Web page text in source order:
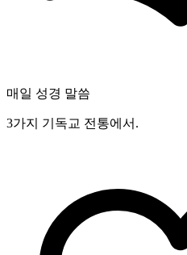
매일 성경 말씀
3가지 기독교 전통에서.